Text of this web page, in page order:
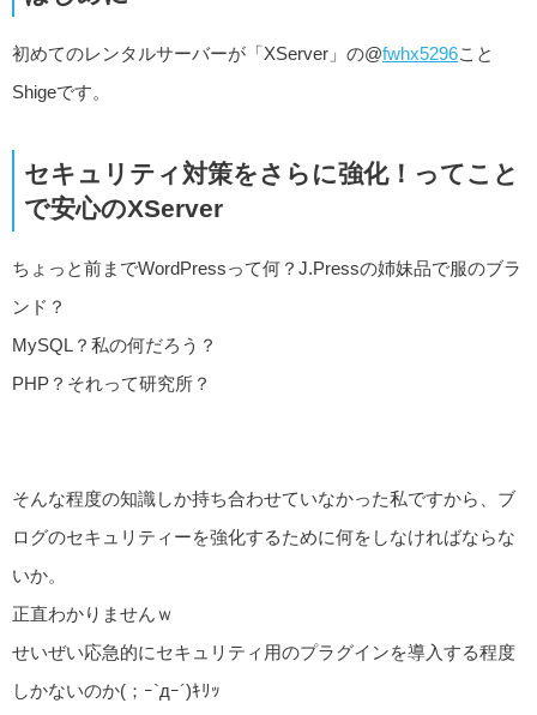
初めてのレンタルサーバーが「XServer」の@fwhx5296こと
Shigeです。
セキュリティ対策をさらに強化！ってこと
で安心のXServer
ちょっと前までWordPressって何？J.Pressの姉妹品で服のブラ
ンド？
MySQL？私の何だろう？
PHP？それって研究所？
そんな程度の知識しか持ち合わせていなかった私ですから、ブ
ログのセキュリティーを強化するために何をしなければならな
いか。
正直わかりませんｗ
せいぜい応急的にセキュリティ用のプラグインを導入する程度
しかないのか(；ｰ`дｰ´)ｷﾘｯ